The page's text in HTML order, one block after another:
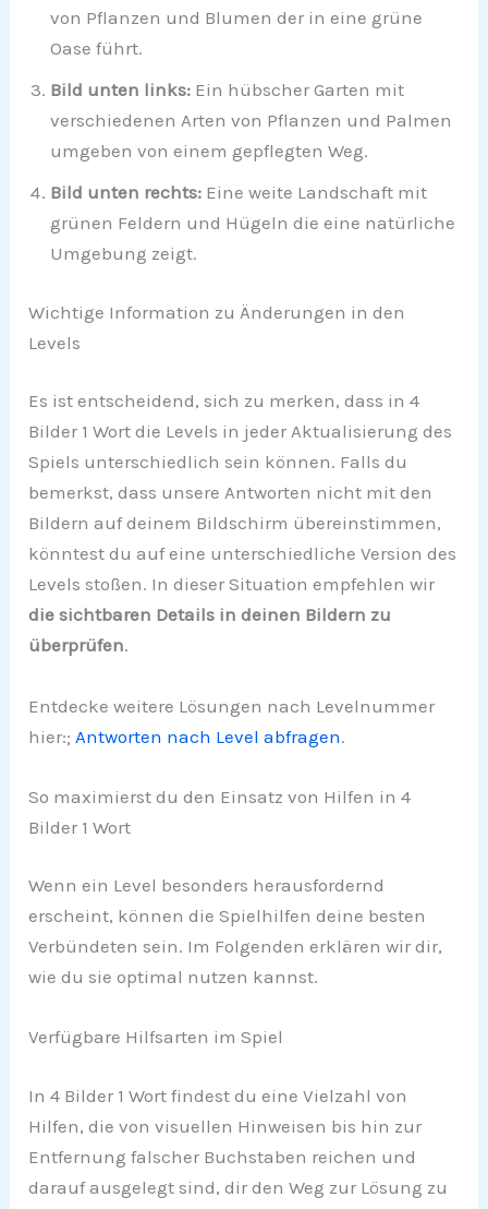
von Pflanzen und Blumen der in eine grüne
Oase führt.
Bild unten links: Ein hübscher Garten mit
verschiedenen Arten von Pflanzen und Palmen
umgeben von einem gepflegten Weg.
Bild unten rechts: Eine weite Landschaft mit
grünen Feldern und Hügeln die eine natürliche
Umgebung zeigt.
Wichtige Information zu Änderungen in den
Levels
Es ist entscheidend, sich zu merken, dass in 4
Bilder 1 Wort die Levels in jeder Aktualisierung des
Spiels unterschiedlich sein können. Falls du
bemerkst, dass unsere Antworten nicht mit den
Bildern auf deinem Bildschirm übereinstimmen,
könntest du auf eine unterschiedliche Version des
Levels stoßen. In dieser Situation empfehlen wir
die sichtbaren Details in deinen Bildern zu
überprüfen.
Entdecke weitere Lösungen nach Levelnummer
hier:; Antworten nach Level abfragen.
So maximierst du den Einsatz von Hilfen in 4
Bilder 1 Wort
Wenn ein Level besonders herausfordernd
erscheint, können die Spielhilfen deine besten
Verbündeten sein. Im Folgenden erklären wir dir,
wie du sie optimal nutzen kannst.
Verfügbare Hilfsarten im Spiel
In 4 Bilder 1 Wort findest du eine Vielzahl von
Hilfen, die von visuellen Hinweisen bis hin zur
Entfernung falscher Buchstaben reichen und
darauf ausgelegt sind, dir den Weg zur Lösung zu